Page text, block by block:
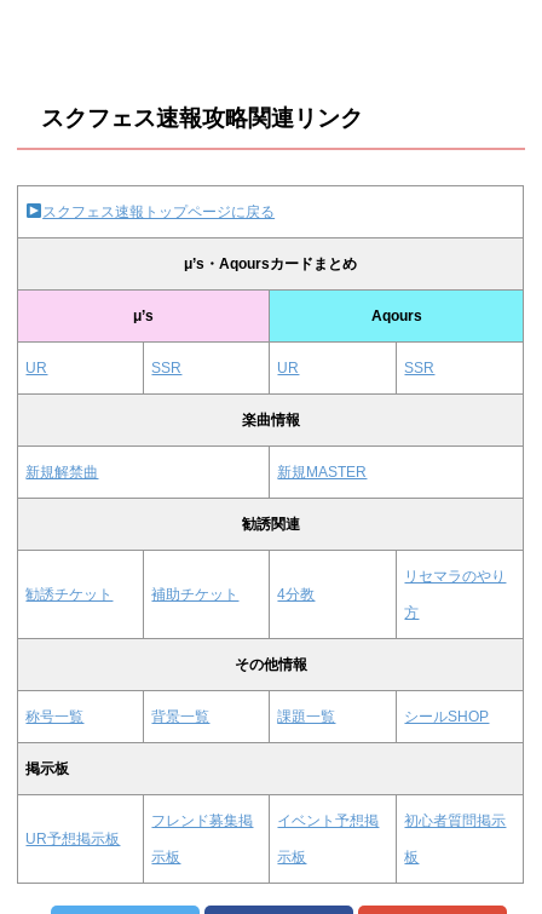
スクフェス速報攻略関連リンク
スクフェス速報トップページに戻る
μ’s・Aqoursカードまとめ
μ’s Aqours
UR SSR UR SSR
楽曲情報
新規解禁曲 新規MASTER
勧誘関連
勧誘チケット 補助チケット 4分教
リセマラのやり
方
その他情報
称号一覧 背景一覧 課題一覧 シールSHOP
掲示板
UR予想掲示板
フレンド募集掲
示板
イベント予想掲
示板
初心者質問掲示
板